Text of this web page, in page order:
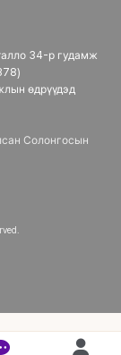
34-р гудамж
өдрүүдэд
Солонгосын